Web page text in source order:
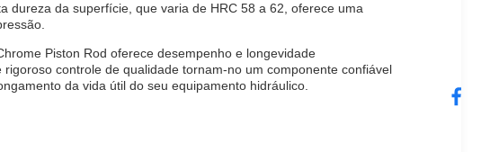
dureza da superfície, que varia de HRC 58 a 62, oferece uma
Piston Rod oferece desempenho e longevidade
controle de qualidade tornam-no um componente confiável
da vida útil do seu equipamento hidráulico.